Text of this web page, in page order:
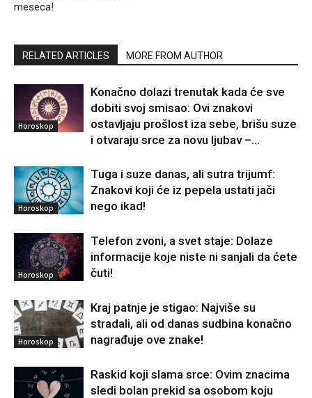
meseca!
RELATED ARTICLES MORE FROM AUTHOR
Horoskop
Konačno dolazi trenutak kada će sve
dobiti svoj smisao: Ovi znakovi
ostavljaju prošlost iza sebe, brišu suze
i otvaraju srce za novu ljubav –...
Horoskop
Tuga i suze danas, ali sutra trijumf:
Znakovi koji će iz pepela ustati jači
nego ikad!
Horoskop
Telefon zvoni, a svet staje: Dolaze
informacije koje niste ni sanjali da ćete
čuti!
Horoskop
Kraj patnje je stigao: Najviše su
stradali, ali od danas sudbina konačno
nagrađuje ove znake!
Raskid koji slama srce: Ovim znacima
sledi bolan prekid sa osobom koju